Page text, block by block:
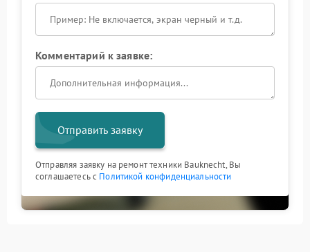
Комментарий к заявке:
Отправить заявку
Отправляя заявку на ремонт техники Bauknecht, Вы
соглашаетесь с Политикой конфиденциальности